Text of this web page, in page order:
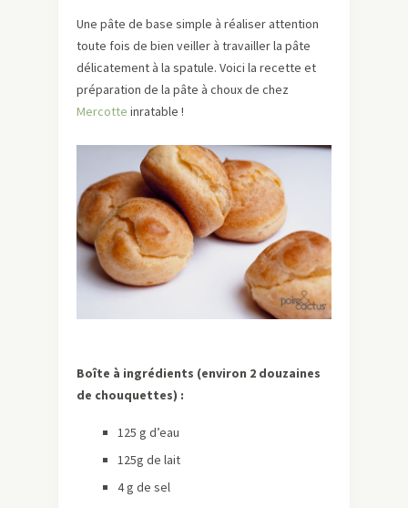
Une pâte de base simple à réaliser attention
toute fois de bien veiller à travailler la pâte
délicatement à la spatule. Voici la recette et
préparation de la pâte à choux de chez
Mercotte inratable !
Boîte à ingrédients (environ 2 douzaines
de chouquettes) :
125 g d’eau
125g de lait
4 g de sel